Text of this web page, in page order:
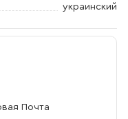
украинский
Почта